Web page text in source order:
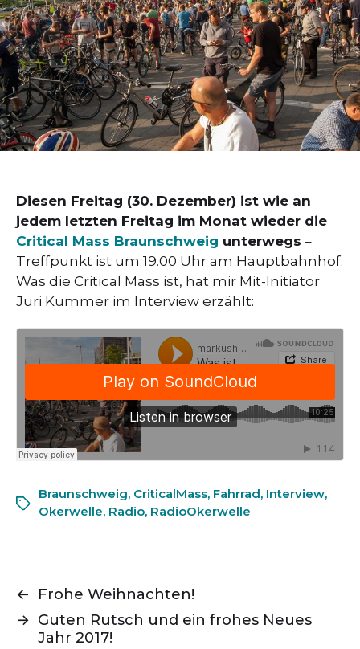
Diesen Freitag (30. Dezember) ist wie an
jedem letzten Freitag im Monat wieder die
Critical Mass Braunschweig unterwegs –
Treffpunkt ist um 19.00 Uhr am Hauptbahnhof.
Was die Critical Mass ist, hat mir Mit-Initiator
Juri Kummer im Interview erzählt:
Braunschweig, CriticalMass, Fahrrad, Interview,
Okerwelle, Radio, RadioOkerwelle
←
Frohe Weihnachten!
→ Guten Rutsch und ein frohes Neues
Jahr 2017!